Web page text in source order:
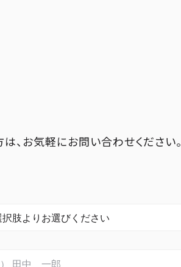
、お気軽にお問い合わせください。